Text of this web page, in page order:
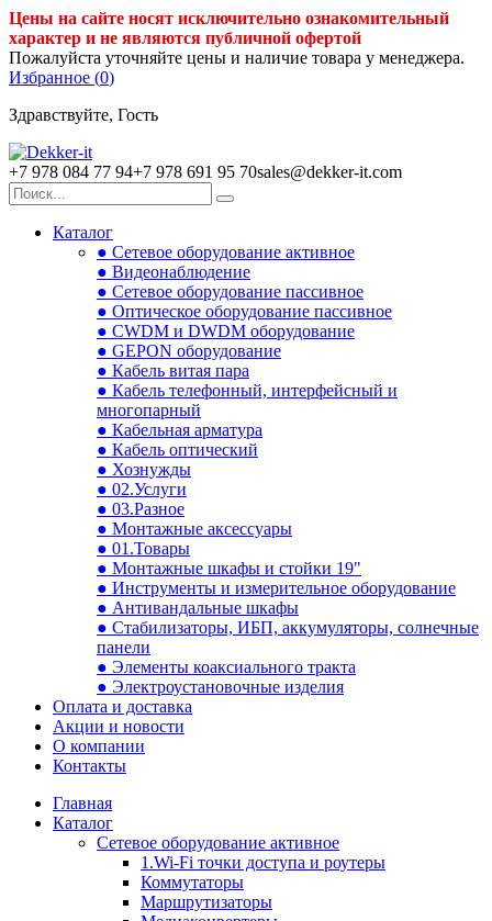
Цены на сайте носят исключительно ознакомительный
характер и не являются публичной офертой
Пожалуйста уточняйте цены и наличие товара у менеджера.
Избранное (0)
Здравствуйте, Гость
+7 978 084 77 94+7 978 691 95 70sales@dekker-it.com
Каталог
● Сетевое оборудование активное
● Видеонаблюдение
● Сетевое оборудование пассивное
● Оптическое оборудование пассивное
● CWDM и DWDM оборудование
● GEPON оборудование
● Кабель витая пара
● Кабель телефонный, интерфейсный и
многопарный
● Кабельная арматура
● Кабель оптический
● Хознужды
● 02.Услуги
● 03.Разное
● Монтажные аксессуары
● 01.Товары
● Монтажные шкафы и стойки 19"
● Инструменты и измерительное оборудование
● Антивандальные шкафы
● Стабилизаторы, ИБП, аккумуляторы, солнечные
панели
● Элементы коаксиального тракта
● Электроустановочные изделия
Оплата и доставка
Акции и новости
О компании
Контакты
Главная
Каталог
Сетевое оборудование активное
1.Wi-Fi точки доступа и роутеры
Коммутаторы
Маршрутизаторы